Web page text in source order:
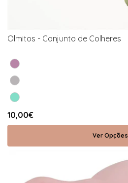
Olmitos - Conjunto de Colheres
10,00€
Ver Opções